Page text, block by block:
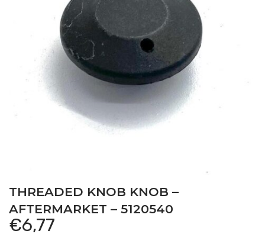
THREADED KNOB KNOB –
AFTERMARKET – 5120540
€6,77